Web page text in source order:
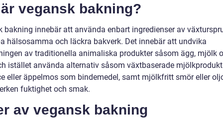
vegansk bakning?
bakning innebär att använda enbart ingredienser av
hälsosamma och läckra bakverk. Det innebär att undvika
av traditionella animaliska produkter såsom ägg, mjölk
istället använda alternativ såsom växtbaserade
eller äppelmos som bindemedel, samt mjölkfritt smör eller
fuktighet och smak.
av vegansk bakning